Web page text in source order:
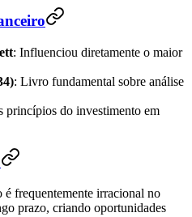
: Influenciou diretamente o maior
: Livro fundamental sobre análise
princípios do investimento em
é frequentemente irracional no
prazo, criando oportunidades